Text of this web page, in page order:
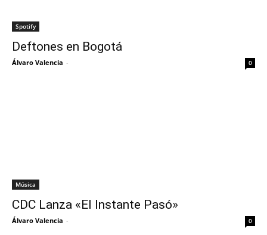
Spotify
Deftones en Bogotá
Álvaro Valencia - 0
Música
CDC Lanza «El Instante Pasó»
Álvaro Valencia - 0